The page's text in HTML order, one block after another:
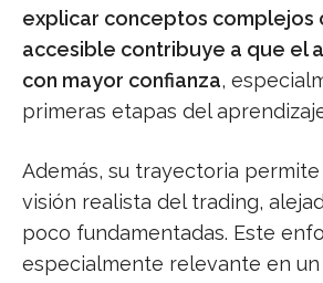
explicar conceptos complejos
accesible contribuye a que el
con mayor confianza,
primeras etapas del
Además, su trayectoria
visión realista del trading,
poco fundamentadas. Este
especialmente relevante en